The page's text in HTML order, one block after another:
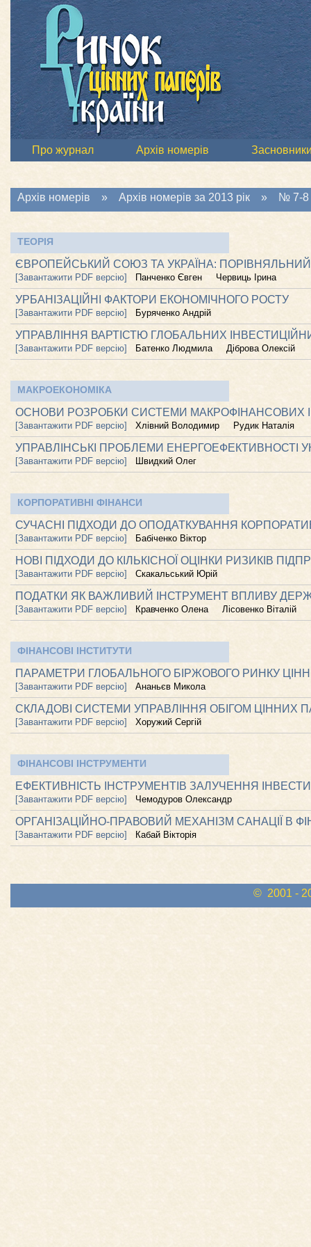
Про журнал Архів номерів
Архів номерів » Архів номерів за 2013 рік » № 7-8
ТЕОРІЯ
ЄВРОПЕЙСЬКИЙ СОЮЗ ТА УКРАЇНА:
[Завантажити PDF версію] Панченко Євген Червиць Ірина
УРБАНІЗАЦІЙНІ ФАКТОРИ ЕКОНОМІЧНОГО РОСТУ
[Завантажити PDF версію] Буряченко Андрій
УПРАВЛІННЯ ВАРТІСТЮ ГЛОБАЛЬНИХ
[Завантажити PDF версію] Батенко Людмила Діброва Олексій
МАКРОЕКОНОМІКА
ОСНОВИ РОЗРОБКИ СИСТЕМИ МАКРОФІНАНСОВИХ
[Завантажити PDF версію] Хлівний Володимир Рудик Наталія
УПРАВЛІНСЬКІ ПРОБЛЕМИ ЕНЕРГОЕФЕКТИВНОСТІ
[Завантажити PDF версію] Швидкий Олег
КОРПОРАТИВНІ ФІНАНСИ
СУЧАСНІ ПІДХОДИ ДО ОПОДАТКУВАННЯ
[Завантажити PDF версію] Бабіченко Віктор
НОВІ ПІДХОДИ ДО КІЛЬКІСНОЇ ОЦІНКИ РИЗИКІВ
[Завантажити PDF версію] Скакальський Юрій
ПОДАТКИ ЯК ВАЖЛИВИЙ ІНСТРУМЕНТ ВПЛИВУ
[Завантажити PDF версію] Кравченко Олена Лісовенко Віталій
ФІНАНСОВІ ІНСТИТУТИ
ПАРАМЕТРИ ГЛОБАЛЬНОГО БІРЖОВОГО РИНКУ
[Завантажити PDF версію] Ананьєв Микола
СКЛАДОВІ СИСТЕМИ УПРАВЛІННЯ ОБІГОМ ЦІННИХ
[Завантажити PDF версію] Хоружий Сергій
ФІНАНСОВІ ІНСТРУМЕНТИ
ЕФЕКТИВНІСТЬ ІНСТРУМЕНТІВ ЗАЛУЧЕННЯ
[Завантажити PDF версію] Чемодуров Олександр
ОРГАНІЗАЦІЙНО-ПРАВОВИЙ МЕХАНІЗМ САНАЦІЇ В
[Завантажити PDF версію] Кабай Вікторія
© 2001 -